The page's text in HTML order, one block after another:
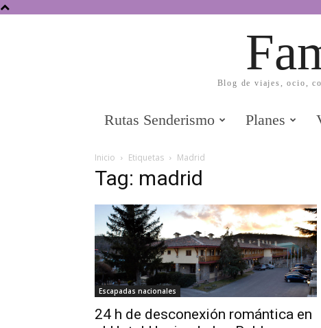
Blog de viajes, ocio,
Rutas Senderismo Planes
Inicio Etiquetas Madrid
Tag: madrid
Escapadas nacionales
24 h de desconexión romántica en